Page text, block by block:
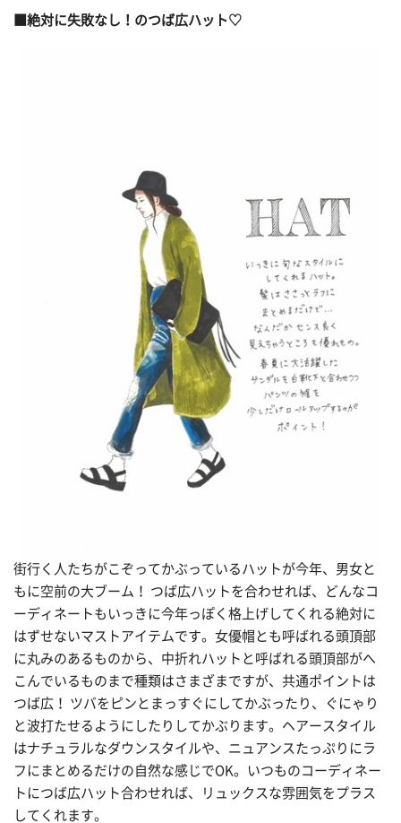
■絶対に失敗なし！のつば広ハット♡
街行く人たちがこぞってかぶっているハットが今年、男女と
もに空前の大ブーム！ つば広ハットを合わせれば、どんなコ
ーディネートもいっきに今年っぽく格上げしてくれる絶対に
はずせないマストアイテムです。女優帽とも呼ばれる頭頂部
に丸みのあるものから、中折れハットと呼ばれる頭頂部がへ
こんでいるものまで種類はさまざまですが、共通ポイントは
つば広！ ツバをピンとまっすぐにしてかぶったり、ぐにゃり
と波打たせるようにしたりしてかぶります。ヘアースタイル
はナチュラルなダウンスタイルや、ニュアンスたっぷりにラ
フにまとめるだけの自然な感じでOK。いつものコーディネー
トにつば広ハット合わせれば、リュックスな雰囲気をプラス
してくれます。